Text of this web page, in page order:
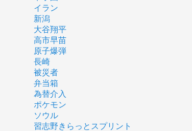
イラン
新潟
大谷翔平
高市早苗
原子爆弾
長崎
被災者
弁当箱
為替介入
ポケモン
ソウル
習志野きらっとスプリント